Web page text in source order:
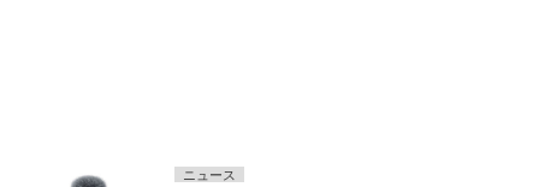
ニュース